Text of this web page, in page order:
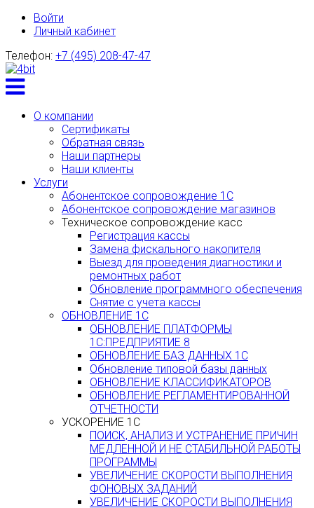
Войти
Личный кабинет
Телефон: +7 (495) 208-47-47
Toggle
menu
О компании
Сертификаты
Обратная связь
Наши партнеры
Наши клиенты
Услуги
Абонентское сопровождение 1С
Абонентское сопровождение магазинов
Техническое сопровождение касс
Регистрация кассы
Замена фискального накопителя
Выезд для проведения диагностики и
ремонтных работ
Обновление программного обеспечения
Снятие с учета кассы
ОБНОВЛЕНИЕ 1С
ОБНОВЛЕНИЕ ПЛАТФОРМЫ
1С:ПРЕДПРИЯТИЕ 8
ОБНОВЛЕНИЕ БАЗ ДАННЫХ 1С
Обновление типовой базы данных
ОБНОВЛЕНИЕ КЛАССИФИКАТОРОВ
ОБНОВЛЕНИЕ РЕГЛАМЕНТИРОВАННОЙ
ОТЧЕТНОСТИ
УСКОРЕНИЕ 1С
ПОИСК, АНАЛИЗ И УСТРАНЕНИЕ ПРИЧИН
МЕДЛЕННОЙ И НЕ СТАБИЛЬНОЙ РАБОТЫ
ПРОГРАММЫ
УВЕЛИЧЕНИЕ СКОРОСТИ ВЫПОЛНЕНИЯ
ФОНОВЫХ ЗАДАНИЙ
УВЕЛИЧЕНИЕ СКОРОСТИ ВЫПОЛНЕНИЯ